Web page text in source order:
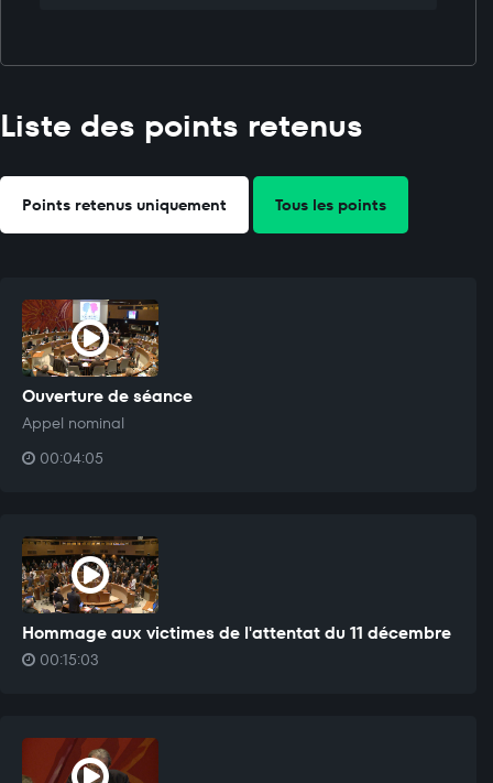
Liste des points retenus
Points retenus uniquement Tous les points
Ouverture de séance
Appel nominal
00:04:05
Hommage aux victimes de l'attentat du 11 décembre
00:15:03